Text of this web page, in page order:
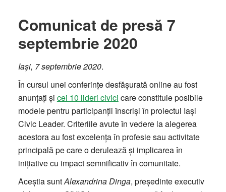
Comunicat de presă 7
septembrie 2020
Iași, 7 septembrie 2020.
În cursul unei conferințe desfășurată online au fost
anunțați și cei 10 lideri civici care constituie posibile
modele pentru participanții înscriși în proiectul Iași
Civic Leader. Criteriile avute în vedere la alegerea
acestora au fost excelența în profesie sau activitate
principală pe care o derulează și implicarea în
inițiative cu impact semnificativ în comunitate.
Aceștia suntAlexandrina Dinga, președinte executiv